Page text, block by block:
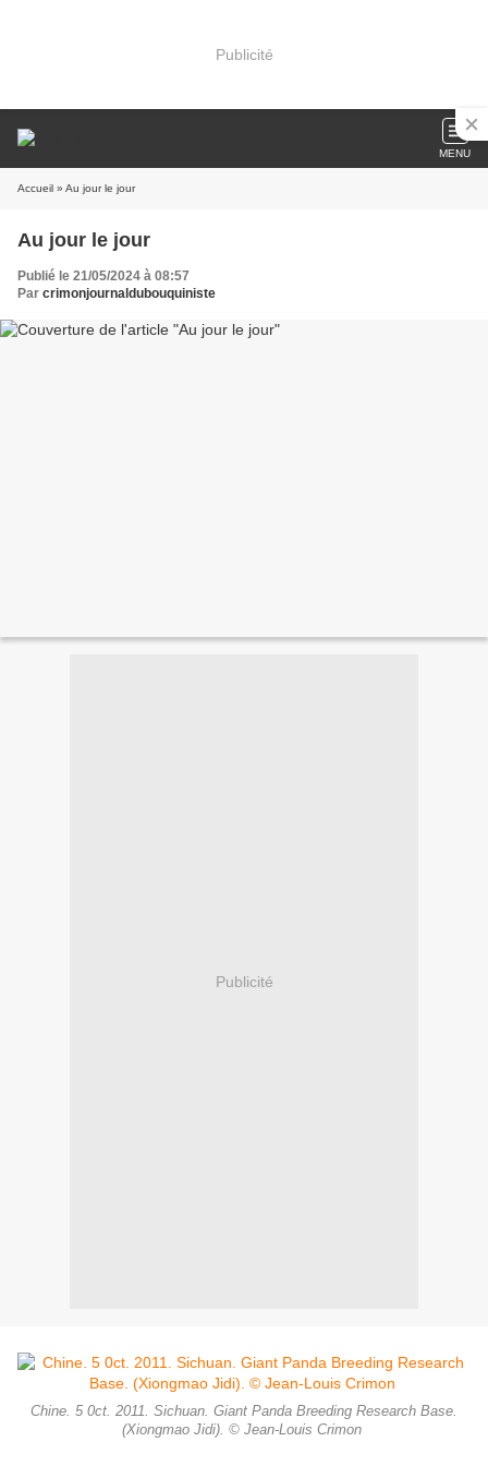
Publicité
MENU
Accueil » Au jour le jour
Au jour le jour
Publié le 21/05/2024 à 08:57
Par crimonjournaldubouquiniste
Publicité
Chine. 5 0ct. 2011. Sichuan. Giant Panda Breeding Research Base.
(Xiongmao Jidi). © Jean-Louis Crimon